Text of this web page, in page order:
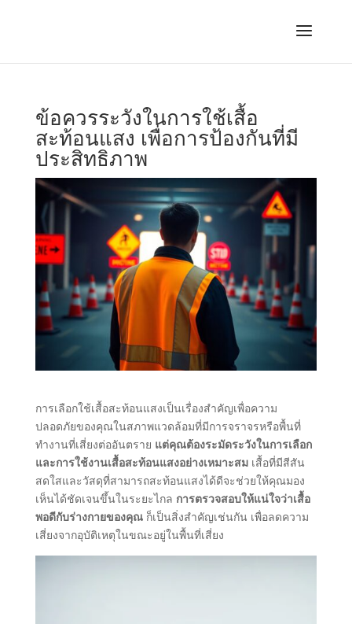
ข้อควรระวังในการใช้เสื้อ
สะท้อนแสง เพื่อการป้องกันที่มี
ประสิทธิภาพ
การเลือกใช้เสื้อสะท้อนแสงเป็นเรื่องสำคัญเพื่อความ
ปลอดภัยของคุณในสภาพแวดล้อมที่มีการจราจรหรือพื้นที่
ทำงานที่เสี่ยงต่ออันตราย แต่คุณต้องระมัดระวังในการเลือก
และการใช้งานเสื้อสะท้อนแสงอย่างเหมาะสมเสื้อที่มีสีสัน
สดใสและวัสดุที่สามารถสะท้อนแสงได้ดีจะช่วยให้คุณมอง
เห็นได้ชัดเจนขึ้นในระยะไกล การตรวจสอบให้แน่ใจว่าเสื้อ
พอดีกับร่างกายของคุณก็เป็นสิ่งสำคัญเช่นกัน เพื่อลดความ
เสี่ยงจากอุบัติเหตุในขณะอยู่ในพื้นที่เสี่ยง